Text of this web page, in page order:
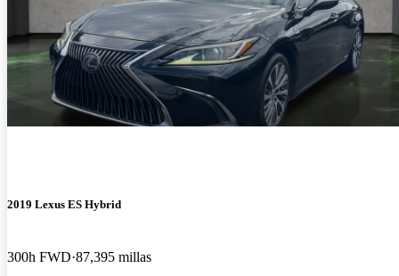
2019 Lexus ES Hybrid
300h FWD 87,395 millas